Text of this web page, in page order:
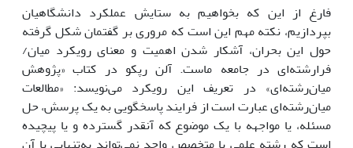
فارغ از این که بخواهیم به ستایش عملکرد دانشگاهیان
بپردازیم، نکته مهم این است که مروری بر گفتمان شکل گرفته
حول این بحران، آشکار شدن اهمیت و معنای رویکرد میان/
فرارشته‌ای در جامعه ماست. آلن رپکو در کتاب «پژوهش
میان‌رشته‌ای» در تعریف این رویکرد می‌نویسد: «مطالعات
میان‌رشته‌ای عبارت است از فرایند پاسخگویی به یک پرسش، حل
مسئله، یا مواجهه با یک موضوع که آنقدر گسترده و یا پیچیده